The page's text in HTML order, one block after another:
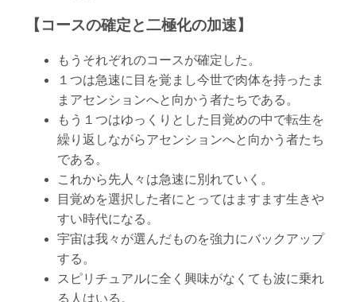
【コースの確定と二極化の加速】
もうそれぞれのコースが確定した。
１つは急速に目を覚まし今世で肉体を持ったま
まアセンションへと向かう者たちである。
もう１つはゆっくりとした目覚めの中で転生を
繰り返しながらアセンションへと向かう者たち
である。
これから先人々は急速に別れていく。
目覚めを選択した者にとってはますます生きや
すい時代になる。
宇宙は我々が選んだものを強力にバックアップ
する。
スピリチュアルに全く興味がなくても波に乗れ
る人はいる。